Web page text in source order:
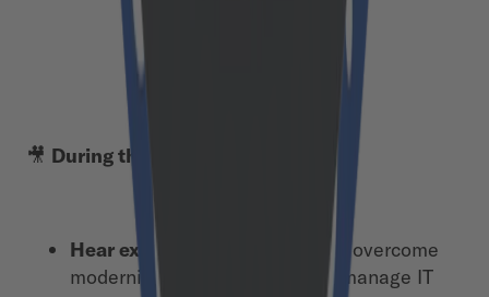
🎥 During the session, you’ll:
Hear expert insights
on how to overcome
modernization challenges and manage IT